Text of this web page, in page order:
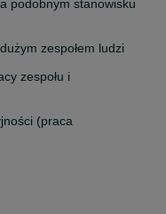
podobnym stanowisku
dużym zespołem ludzi
zespołu i
(praca